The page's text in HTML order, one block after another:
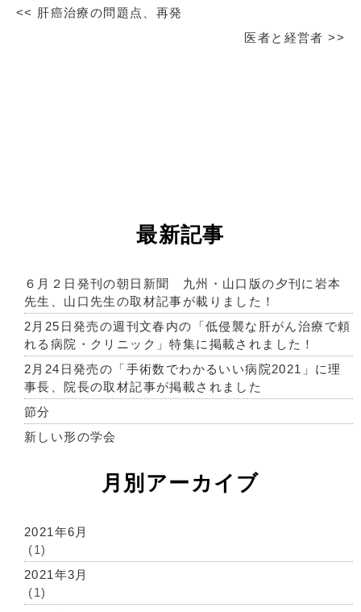
<< 肝癌治療の問題点、再発
医者と経営者>>
最新記事
６月２日発刊の朝日新聞 九州・山口版の夕刊に岩本
先生、山口先生の取材記事が載りました！
2月25日発売の週刊文春内の「低侵襲な肝がん治療で頼
れる病院・クリニック」特集に掲載されました！
2月24日発売の「手術数でわかるいい病院2021」に理
事長、院長の取材記事が掲載されました
節分
新しい形の学会
月別アーカイブ
2021年6月
(1)
2021年3月
(1)